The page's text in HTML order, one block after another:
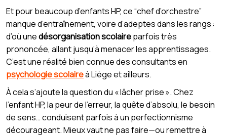
Et pour beaucoup d’enfants HP, ce “chef d’orchestre”
manque d’entraînement, voire d’adeptes dans les rangs :
d’où unedésorganisation scolaireparfois très
prononcée, allant jusqu’à menacer les apprentissages.
C’est une réalité bien connue des consultants en
psychologie scolaireà Liège et ailleurs.
À cela s’ajoute la question du « lâcher prise ». Chez
l’enfant HP, la peur de l’erreur, la quête d’absolu, le besoin
de sens… conduisent parfois à un perfectionnisme
décourageant. Mieux vaut ne pas faire—ou remettre à